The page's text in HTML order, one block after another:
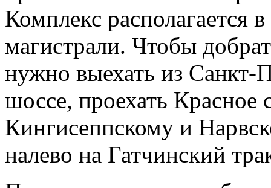
Комплекс располагается
магистрали. Чтобы
нужно выехать из Санкт-
шоссе, проехать Красное
Кингисеппскому и
налево на Гатчинский